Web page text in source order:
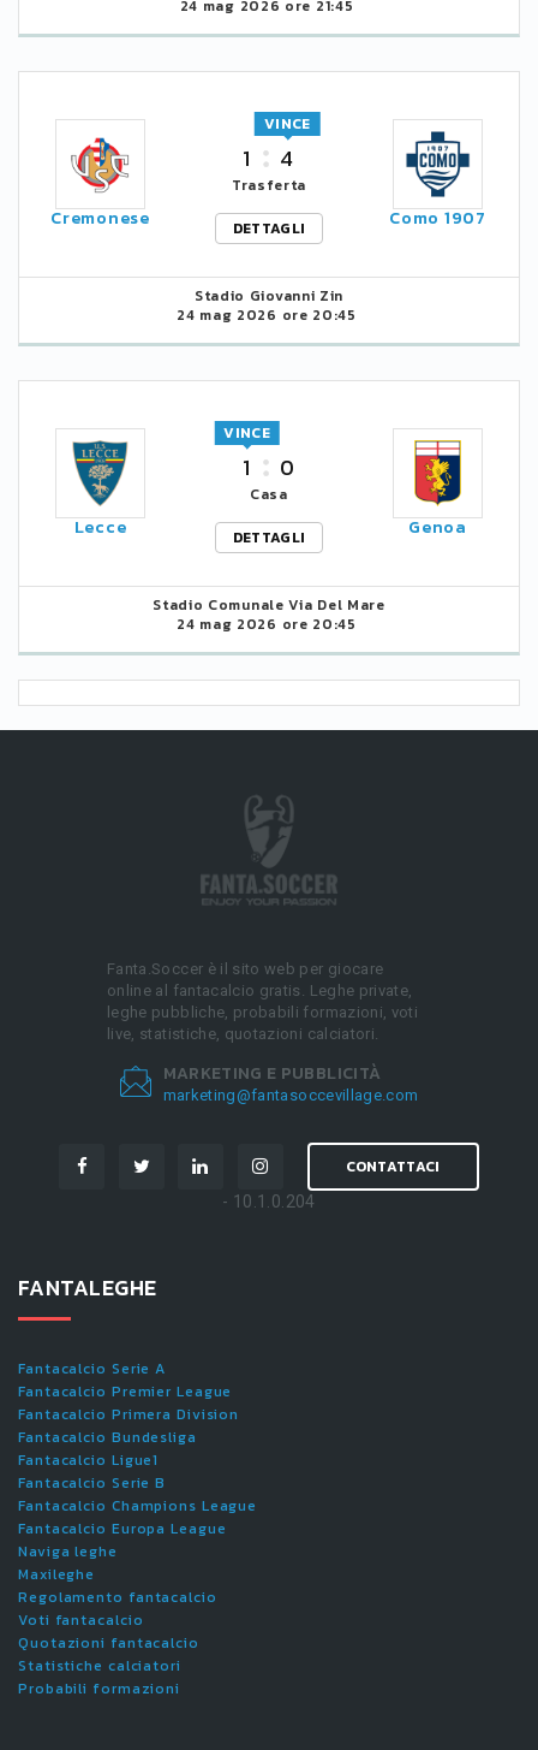
24 mag 2026 ore 21:45
Cremonese
1 4
VINCE
Trasferta
DETTAGLI
Como 1907
Stadio Giovanni Zin
24 mag 2026 ore 20:45
Lecce
1
VINCE
0
Casa
DETTAGLI
Genoa
Stadio Comunale Via Del Mare
24 mag 2026 ore 20:45
Fanta.Soccer è il sito web per giocare
online al fantacalcio gratis. Leghe private,
leghe pubbliche, probabili formazioni, voti
live, statistiche, quotazioni calciatori.
MARKETING E PUBBLICITÀ
marketing@fantasoccevillage.com
CONTATTACI
- 10.1.0.204
FANTALEGHE
Fantacalcio Serie A
Fantacalcio Premier League
Fantacalcio Primera Division
Fantacalcio Bundesliga
Fantacalcio Ligue1
Fantacalcio Serie B
Fantacalcio Champions League
Fantacalcio Europa League
Naviga leghe
Maxileghe
Regolamento fantacalcio
Voti fantacalcio
Quotazioni fantacalcio
Statistiche calciatori
Probabili formazioni